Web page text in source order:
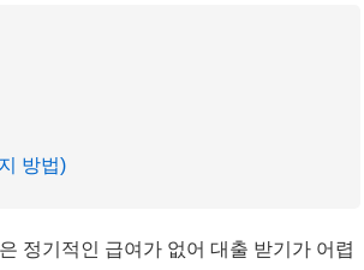
방법)
정기적인 급여가 없어 대출 받기가 어렵